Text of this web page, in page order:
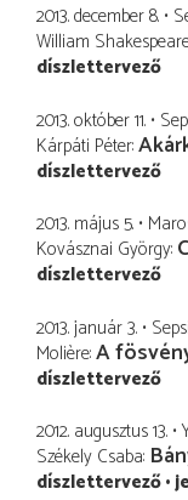
2013. december 8.
William
díszlettervező
2013. október 11.
Kárpáti Péter
díszlettervező
2013. május 5.
Kovásznai György
díszlettervező
2013. január 3.
Molière A
díszlettervező
2012. augusztus 13.
Székely Csaba
díszlettervező